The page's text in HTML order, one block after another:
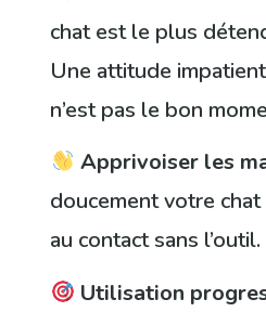
chat est le plus
Une attitude
n’est pas le bon
Apprivoiser les
doucement votre chat
au contact sans l’outil.
Utilisation